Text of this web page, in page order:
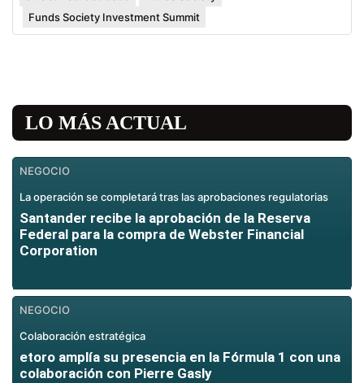
Funds Society Investment Summit
LO MÁS ACTUAL
NEGOCIO
La operación se completará tras las aprobaciones regulatorias
Santander recibe la aprobación de la Reserva
Federal para la compra de Webster Financial
Corporation
NEGOCIO
Colaboración estratégica
etoro amplía su presencia en la Fórmula 1 con una
colaboración con Pierre Gasly